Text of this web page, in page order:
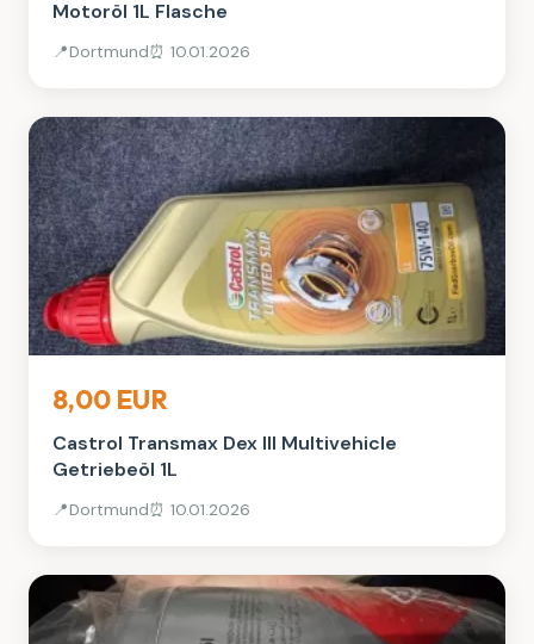
Motoröl 1L Flasche
📍Dortmund⏰ 10.01.2026
8,00 EUR
Castrol Transmax Dex III Multivehicle
Getriebeöl 1L
📍Dortmund⏰ 10.01.2026